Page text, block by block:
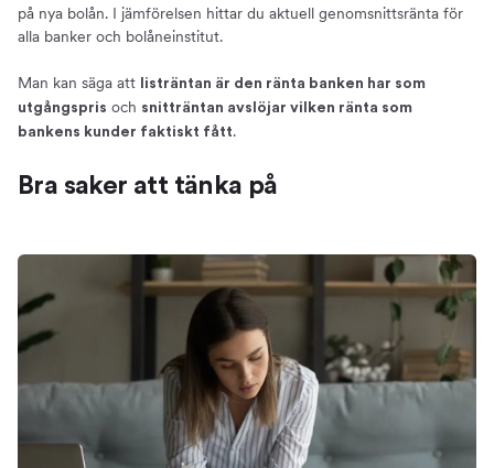
på nya bolån. I jämförelsen hittar du aktuell genomsnittsränta för
alla banker och bolåneinstitut.
Man kan säga att
listräntan är den ränta banken har som
utgångspris och snitträntan avslöjar vilken ränta som
bankens kunder faktiskt fått.
Bra saker att tänka på